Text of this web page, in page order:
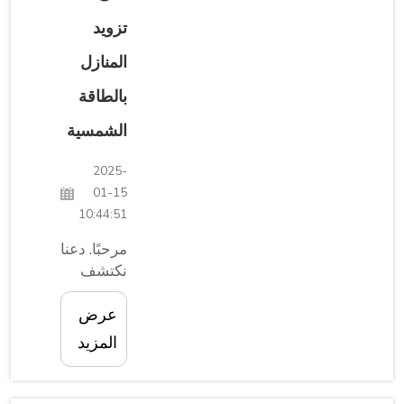
الأسباب
تجعلك
تستخدم...
تزويد
المنازل
بالطاقة
الشمسية
2025-
01-15
10:44:51
مرحبًا. دعنا
نكتشف
كيف
تساعد
Micoe
المنازل
عرض
المزيد